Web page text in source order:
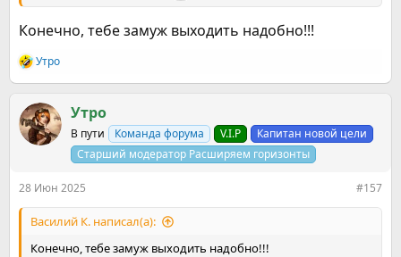
Конечно, тебе замуж выходить надобно!!!
Р
е
к
ц
и
Утро
Утро
В пути Команда форума V.I.P
Капитан новой цели
Старший модератор Расширяем горизонты
28 Июн 2025 #157
Василий К. написал(а):
Конечно, тебе замуж выходить надобно!!!